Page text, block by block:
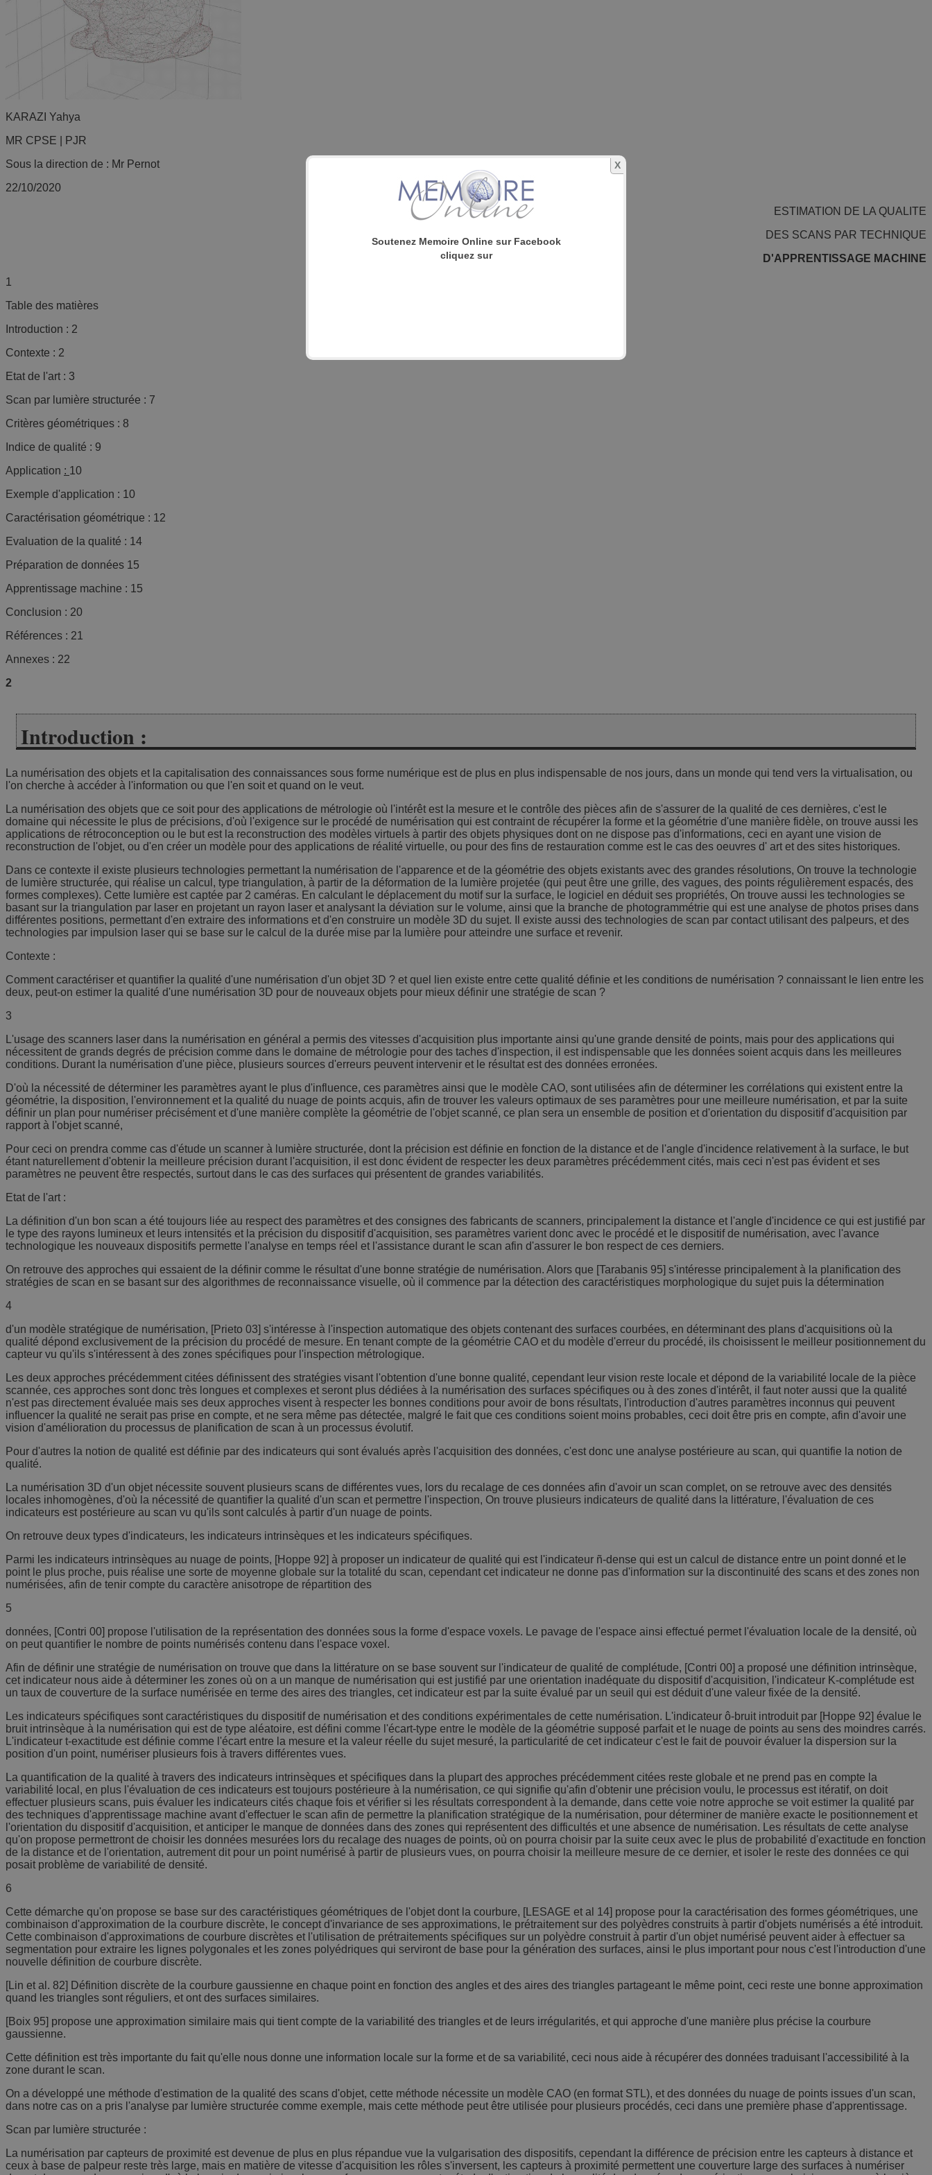
X
Soutenez Memoire Online sur Facebook
cliquez sur
KARAZI Yahya
MR CPSE | PJR
Sous la direction de : Mr Pernot
22/10/2020
ESTIMATION DE LA QUALITE
DES SCANS PAR TECHNIQUE
D'APPRENTISSAGE MACHINE
1
Table des matières
Introduction : 2
Contexte : 2
Etat de l'art : 3
Scan par lumière structurée : 7
Critères géométriques : 8
Indice de qualité : 9
Application : 10
Exemple d'application : 10
Caractérisation géométrique : 12
Evaluation de la qualité : 14
Préparation de données 15
Apprentissage machine : 15
Conclusion : 20
Références : 21
Annexes : 22
2
Introduction :
La numérisation des objets et la capitalisation des connaissances sous forme numérique est de plus en plus indispensable de nos jours, dans un monde qui tend vers la virtualisation, ou
l'on cherche à accéder à l'information ou que l'en soit et quand on le veut.
La numérisation des objets que ce soit pour des applications de métrologie où l'intérêt est la mesure et le contrôle des pièces afin de s'assurer de la qualité de ces dernières, c'est le
domaine qui nécessite le plus de précisions, d'où l'exigence sur le procédé de numérisation qui est contraint de récupérer la forme et la géométrie d'une manière fidèle, on trouve aussi les
applications de rétroconception ou le but est la reconstruction des modèles virtuels à partir des objets physiques dont on ne dispose pas d'informations, ceci en ayant une vision de
reconstruction de l'objet, ou d'en créer un modèle pour des applications de réalité virtuelle, ou pour des fins de restauration comme est le cas des oeuvres d' art et des sites historiques.
Dans ce contexte il existe plusieurs technologies permettant la numérisation de l'apparence et de la géométrie des objets existants avec des grandes résolutions, On trouve la technologie
de lumière structurée, qui réalise un calcul, type triangulation, à partir de la déformation de la lumière projetée (qui peut être une grille, des vagues, des points régulièrement espacés, des
formes complexes). Cette lumière est captée par 2 caméras. En calculant le déplacement du motif sur la surface, le logiciel en déduit ses propriétés, On trouve aussi les technologies se
basant sur la triangulation par laser en projetant un rayon laser et analysant la déviation sur le volume, ainsi que la branche de photogrammétrie qui est une analyse de photos prises dans
différentes positions, permettant d'en extraire des informations et d'en construire un modèle 3D du sujet. Il existe aussi des technologies de scan par contact utilisant des palpeurs, et des
technologies par impulsion laser qui se base sur le calcul de la durée mise par la lumière pour atteindre une surface et revenir.
Contexte :
Comment caractériser et quantifier la qualité d'une numérisation d'un objet 3D ? et quel lien existe entre cette qualité définie et les conditions de numérisation ? connaissant le lien entre les
deux, peut-on estimer la qualité d'une numérisation 3D pour de nouveaux objets pour mieux définir une stratégie de scan ?
3
L'usage des scanners laser dans la numérisation en général a permis des vitesses d'acquisition plus importante ainsi qu'une grande densité de points, mais pour des applications qui
nécessitent de grands degrés de précision comme dans le domaine de métrologie pour des taches d'inspection, il est indispensable que les données soient acquis dans les meilleures
conditions. Durant la numérisation d'une pièce, plusieurs sources d'erreurs peuvent intervenir et le résultat est des données erronées.
D'où la nécessité de déterminer les paramètres ayant le plus d'influence, ces paramètres ainsi que le modèle CAO, sont utilisées afin de déterminer les corrélations qui existent entre la
géométrie, la disposition, l'environnement et la qualité du nuage de points acquis, afin de trouver les valeurs optimaux de ses paramètres pour une meilleure numérisation, et par la suite
définir un plan pour numériser précisément et d'une manière complète la géométrie de l'objet scanné, ce plan sera un ensemble de position et d'orientation du dispositif d'acquisition par
rapport à l'objet scanné,
Pour ceci on prendra comme cas d'étude un scanner à lumière structurée, dont la précision est définie en fonction de la distance et de l'angle d'incidence relativement à la surface, le but
étant naturellement d'obtenir la meilleure précision durant l'acquisition, il est donc évident de respecter les deux paramètres précédemment cités, mais ceci n'est pas évident et ses
paramètres ne peuvent être respectés, surtout dans le cas des surfaces qui présentent de grandes variabilités.
Etat de l'art :
La définition d'un bon scan a été toujours liée au respect des paramètres et des consignes des fabricants de scanners, principalement la distance et l'angle d'incidence ce qui est justifié par
le type des rayons lumineux et leurs intensités et la précision du dispositif d'acquisition, ses paramètres varient donc avec le procédé et le dispositif de numérisation, avec l'avance
technologique les nouveaux dispositifs permette l'analyse en temps réel et l'assistance durant le scan afin d'assurer le bon respect de ces derniers.
On retrouve des approches qui essaient de la définir comme le résultat d'une bonne stratégie de numérisation. Alors que [Tarabanis 95] s'intéresse principalement à la planification des
stratégies de scan en se basant sur des algorithmes de reconnaissance visuelle, où il commence par la détection des caractéristiques morphologique du sujet puis la détermination
4
d'un modèle stratégique de numérisation, [Prieto 03] s'intéresse à l'inspection automatique des objets contenant des surfaces courbées, en déterminant des plans d'acquisitions où la
qualité dépond exclusivement de la précision du procédé de mesure. En tenant compte de la géométrie CAO et du modèle d'erreur du procédé, ils choisissent le meilleur positionnement du
capteur vu qu'ils s'intéressent à des zones spécifiques pour l'inspection métrologique.
Les deux approches précédemment citées définissent des stratégies visant l'obtention d'une bonne qualité, cependant leur vision reste locale et dépond de la variabilité locale de la pièce
scannée, ces approches sont donc très longues et complexes et seront plus dédiées à la numérisation des surfaces spécifiques ou à des zones d'intérêt, il faut noter aussi que la qualité
n'est pas directement évaluée mais ses deux approches visent à respecter les bonnes conditions pour avoir de bons résultats, l'introduction d'autres paramètres inconnus qui peuvent
influencer la qualité ne serait pas prise en compte, et ne sera même pas détectée, malgré le fait que ces conditions soient moins probables, ceci doit être pris en compte, afin d'avoir une
vision d'amélioration du processus de planification de scan à un processus évolutif.
Pour d'autres la notion de qualité est définie par des indicateurs qui sont évalués après l'acquisition des données, c'est donc une analyse postérieure au scan, qui quantifie la notion de
qualité.
La numérisation 3D d'un objet nécessite souvent plusieurs scans de différentes vues, lors du recalage de ces données afin d'avoir un scan complet, on se retrouve avec des densités
locales inhomogènes, d'où la nécessité de quantifier la qualité d'un scan et permettre l'inspection, On trouve plusieurs indicateurs de qualité dans la littérature, l'évaluation de ces
indicateurs est postérieure au scan vu qu'ils sont calculés à partir d'un nuage de points.
On retrouve deux types d'indicateurs, les indicateurs intrinsèques et les indicateurs spécifiques.
Parmi les indicateurs intrinsèques au nuage de points, [Hoppe 92] à proposer un indicateur de qualité qui est l'indicateur ñ-dense qui est un calcul de distance entre un point donné et le
point le plus proche, puis réalise une sorte de moyenne globale sur la totalité du scan, cependant cet indicateur ne donne pas d'information sur la discontinuité des scans et des zones non
numérisées, afin de tenir compte du caractère anisotrope de répartition des
5
données, [Contri 00] propose l'utilisation de la représentation des données sous la forme d'espace voxels. Le pavage de l'espace ainsi effectué permet l'évaluation locale de la densité, où
on peut quantifier le nombre de points numérisés contenu dans l'espace voxel.
Afin de définir une stratégie de numérisation on trouve que dans la littérature on se base souvent sur l'indicateur de qualité de complétude, [Contri 00] a proposé une définition intrinsèque,
cet indicateur nous aide à déterminer les zones où on a un manque de numérisation qui est justifié par une orientation inadéquate du dispositif d'acquisition, l'indicateur K-complétude est
un taux de couverture de la surface numérisée en terme des aires des triangles, cet indicateur est par la suite évalué par un seuil qui est déduit d'une valeur fixée de la densité.
Les indicateurs spécifiques sont caractéristiques du dispositif de numérisation et des conditions expérimentales de cette numérisation. L'indicateur ô-bruit introduit par [Hoppe 92] évalue le
bruit intrinsèque à la numérisation qui est de type aléatoire, est défini comme l'écart-type entre le modèle de la géométrie supposé parfait et le nuage de points au sens des moindres carrés.
L'indicateur t-exactitude est définie comme l'écart entre la mesure et la valeur réelle du sujet mesuré, la particularité de cet indicateur c'est le fait de pouvoir évaluer la dispersion sur la
position d'un point, numériser plusieurs fois à travers différentes vues.
La quantification de la qualité à travers des indicateurs intrinsèques et spécifiques dans la plupart des approches précédemment citées reste globale et ne prend pas en compte la
variabilité local, en plus l'évaluation de ces indicateurs est toujours postérieure à la numérisation, ce qui signifie qu'afin d'obtenir une précision voulu, le processus est itératif, on doit
effectuer plusieurs scans, puis évaluer les indicateurs cités chaque fois et vérifier si les résultats correspondent à la demande, dans cette voie notre approche se voit estimer la qualité par
des techniques d'apprentissage machine avant d'effectuer le scan afin de permettre la planification stratégique de la numérisation, pour déterminer de manière exacte le positionnement et
l'orientation du dispositif d'acquisition, et anticiper le manque de données dans des zones qui représentent des difficultés et une absence de numérisation. Les résultats de cette analyse
qu'on propose permettront de choisir les données mesurées lors du recalage des nuages de points, où on pourra choisir par la suite ceux avec le plus de probabilité d'exactitude en fonction
de la distance et de l'orientation, autrement dit pour un point numérisé à partir de plusieurs vues, on pourra choisir la meilleure mesure de ce dernier, et isoler le reste des données ce qui
posait problème de variabilité de densité.
6
Cette démarche qu'on propose se base sur des caractéristiques géométriques de l'objet dont la courbure, [LESAGE et al 14] propose pour la caractérisation des formes géométriques, une
combinaison d'approximation de la courbure discrète, le concept d'invariance de ses approximations, le prétraitement sur des polyèdres construits à partir d'objets numérisés a été introduit.
Cette combinaison d'approximations de courbure discrètes et l'utilisation de prétraitements spécifiques sur un polyèdre construit à partir d'un objet numérisé peuvent aider à effectuer sa
segmentation pour extraire les lignes polygonales et les zones polyédriques qui serviront de base pour la génération des surfaces, ainsi le plus important pour nous c'est l'introduction d'une
nouvelle définition de courbure discrète.
[Lin et al. 82] Définition discrète de la courbure gaussienne en chaque point en fonction des angles et des aires des triangles partageant le même point, ceci reste une bonne approximation
quand les triangles sont réguliers, et ont des surfaces similaires.
[Boix 95] propose une approximation similaire mais qui tient compte de la variabilité des triangles et de leurs irrégularités, et qui approche d'une manière plus précise la courbure
gaussienne.
Cette définition est très importante du fait qu'elle nous donne une information locale sur la forme et de sa variabilité, ceci nous aide à récupérer des données traduisant l'accessibilité à la
zone durant le scan.
On a développé une méthode d'estimation de la qualité des scans d'objet, cette méthode nécessite un modèle CAO (en format STL), et des données du nuage de points issues d'un scan,
dans notre cas on a pris l'analyse par lumière structurée comme exemple, mais cette méthode peut être utilisée pour plusieurs procédés, ceci dans une première phase d'apprentissage.
Scan par lumière structurée :
La numérisation par capteurs de proximité est devenue de plus en plus répandue vue la vulgarisation des dispositifs, cependant la différence de précision entre les capteurs à distance et
ceux à base de palpeur reste très large, mais en matière de vitesse d'acquisition les rôles s'inversent, les capteurs à proximité permettent une couverture large des surfaces à numériser